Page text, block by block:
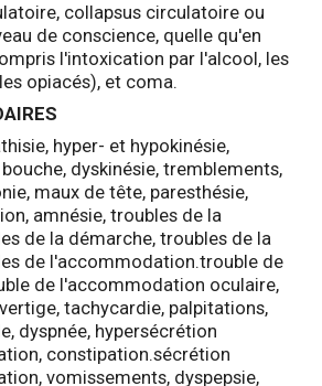
collapsus circulatoire ou
de conscience, quelle qu'en
l'intoxication par l'alcool, les
opiacés), et coma.
hyper- et hypokinésie,
dyskinésie, tremblements,
maux de tête, paresthésie,
amnésie, troubles de la
de la démarche, troubles de la
de l'accommodation.trouble de
de l'accommodation oculaire,
tachycardie, palpitations,
dyspnée, hypersécrétion
constipation.sécrétion
vomissements, dyspepsie,